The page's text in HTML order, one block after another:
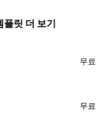
릿 더 보기
무료
무료